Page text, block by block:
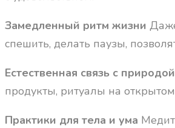
Замедленный ритм жизни
спешить, делать паузы,
Естественная связь с природой
продукты, ритуалы на
Практики для тела и ума